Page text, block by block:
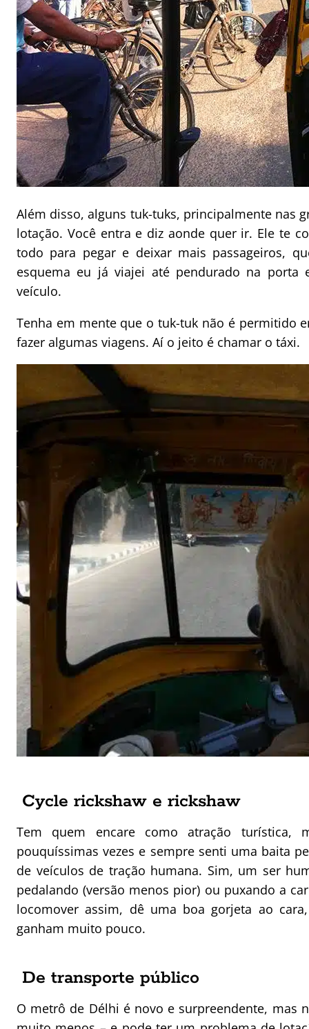
Além disso, alguns tuk-tuks, principalmente nas
lotação. Você entra e diz aonde quer ir. Ele te
todo para pegar e deixar mais passageiros,
esquema eu já viajei até pendurado na
veículo.
Tenha em mente que o tuk-tuk não é permitido
fazer algumas viagens. Aí o jeito é chamar o táxi.
Cycle rickshaw e rickshaw
Tem quem encare como atração turística,
pouquíssimas vezes e sempre senti uma baita
de veículos de tração humana. Sim, um ser
pedalando (versão menos pior) ou puxando a
locomover assim, dê uma boa gorjeta ao
ganham muito pouco.
De transporte público
O metrô de Délhi é novo e surpreendente, mas